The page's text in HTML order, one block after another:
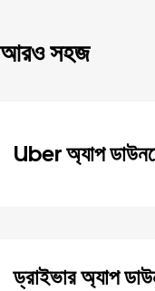
আরও সহজ
Uber অ্যাপ
ড্রাইভার অ্যাপ